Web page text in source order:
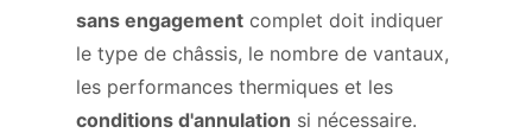
sans engagement complet doit indiquer
le type de châssis, le nombre de vantaux,
les performances thermiques et les
conditions d'annulation si nécessaire.